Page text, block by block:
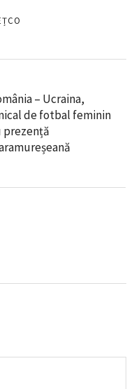
– Ucraina,
de fotbal feminin
prezență